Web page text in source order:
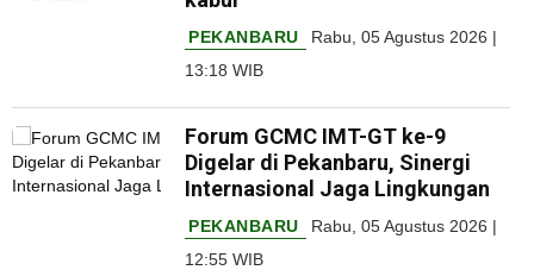
PEKANBARU
Rabu, 05 Agustus 2026 |
13:18 WIB
Forum GCMC IMT-GT ke-9
Digelar di Pekanbaru, Sinergi
Internasional Jaga Lingkungan
PEKANBARU
Rabu, 05 Agustus 2026 |
12:55 WIB